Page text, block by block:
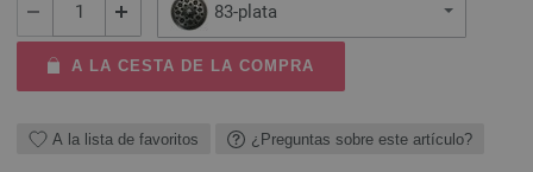
83-plata
A LA CESTA DE LA COMPRA
A la lista de favoritos ¿Preguntas sobre este artículo?